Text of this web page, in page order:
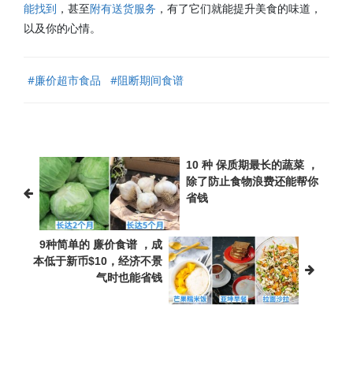
能找到 ，甚至附有送货服务 ，有了它们就能提升美食的味道，
以及你的心情。
#廉价超市食品 #阻断期间食谱
10 种 保质期最长的蔬菜 ，
除了防止食物浪费还能帮你
省钱
9种简单的 廉价食谱 ，成
本低于新币$10，经济不景
气时也能省钱